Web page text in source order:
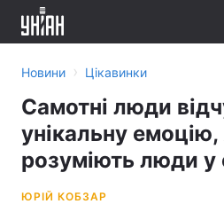
Новини › Цікавинки
Самотні люди
унікальну емоцію,
розуміють люди у
ЮРІЙ КОБЗАР